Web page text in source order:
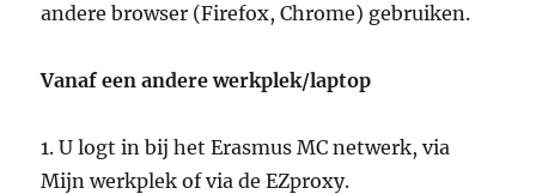
andere browser (Firefox, Chrome) gebruiken.
Vanaf een andere werkplek/laptop
1. U logt in bij het Erasmus MC netwerk, via
Mijn werkplek of via de EZproxy.